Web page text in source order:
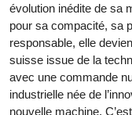
évolution inédite de sa
pour sa compacité, sa
responsable, elle
suisse issue de la
avec une commande
industrielle née de
nouvelle machine.